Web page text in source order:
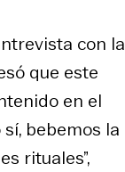
con la
que este
en el
bebemos la
rituales”,